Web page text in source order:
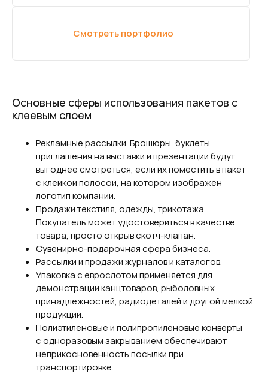
Смотреть портфолио
Основные сферы использования пакетов с
клеевым слоем
Рекламные рассылки. Брошюры, буклеты,
приглашения на выставки и презентации будут
выгоднее смотреться, если их поместить в пакет
с клейкой полосой, на котором изображён
логотип компании.
Продажи текстиля, одежды, трикотажа.
Покупатель может удостовериться в качестве
товара, просто открыв скотч-клапан.
Сувенирно-подарочная сфера бизнеса.
Рассылки и продажи журналов и каталогов.
Упаковка с еврослотом применяется для
демонстрации канцтоваров, рыболовных
принадлежностей, радиодеталей и другой мелкой
продукции.
Полиэтиленовые и полипропиленовые конверты
с одноразовым закрыванием обеспечивают
неприкосновенность посылки при
транспортировке.